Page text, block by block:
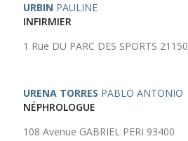
URBIN PAULINE
INFIRMIER
1 Rue DU PARC DES SPORTS 21150
URENA TORRES PABLO ANTONIO
NÉPHROLOGUE
108 Avenue GABRIEL PERI 93400